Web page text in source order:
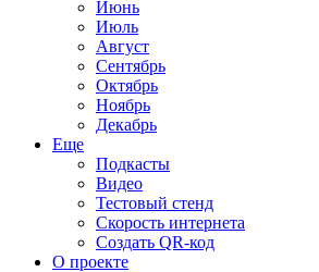
Июнь
Июль
Август
Сентябрь
Октябрь
Ноябрь
Декабрь
Еще
Подкасты
Видео
Тестовый стенд
Скорость интернета
Создать QR-код
О проекте